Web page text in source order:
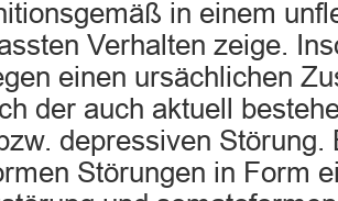
in einem
Verhalten zeige.
einen ursächlichen
der auch aktuell
depressiven Störung.
Störungen in Form